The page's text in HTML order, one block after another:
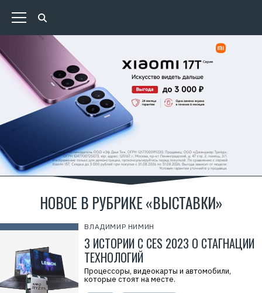
НОВОЕ В РУБРИКЕ «ВЫСТАВКИ»
ВЛАДИМИР НИМИН
3 ИСТОРИИ С CES 2023 О СТАГНАЦИИ
ТЕХНОЛОГИЙ
Процессоры, видеокарты и автомобили,
которые стоят на месте.